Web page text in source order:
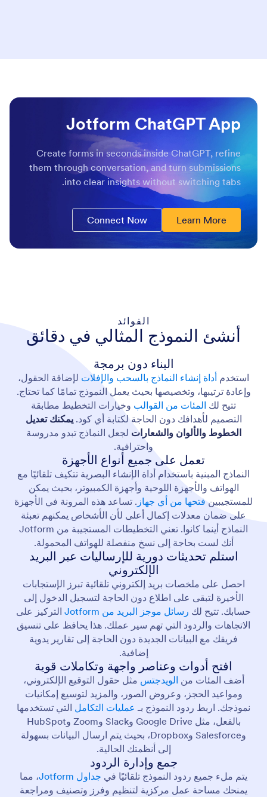
Jotform ChatGPT App
Create forms in seconds inside ChatGPT, refine
them through conversation, and turn submissions
into clear insights without switching tabs.
Learn More
Connect Now
الفوائد
أنشئ النموذج المثالي في دقائق
البناء دون برمجة
استخدم أداة إنشاء النماذج بالسحب والإفلات لإضافة الحقول،
وإعادة ترتيبها، وتخصيصها بحيث يعمل النموذج تمامًا كما تحتاج.
تتيح لك المئات من القوالب وخيارات التخطيط مطابقة
التصميم لأهدافك دون الحاجة لكتابة أي كود.يمكنك تعديل
الخطوط والألوان والشعارات لجعل النماذج تبدو مدروسة
واحترافية.
تعمل على جميع أنواع الأجهزة
النماذج المبنية باستخدام أداة الإنشاء البصرية تتكيف تلقائيًا مع
الهواتف والأجهزة اللوحية وأجهزة الكمبيوتر، بحيث يمكن
للمستجيبين فتحها من أي جهاز . تساعد هذه المرونة في الأجهزة
على ضمان معدلات إكمال أعلى لأن الأشخاص يمكنهم تعبئة
النماذج أينما كانوا. تعني التخطيطات المستجيبة من Jotform
أنك لست بحاجة إلى نسخ منفصلة للهواتف المحمولة.
استلم تحديثات دورية للإرساليات عبر البريد
الإلكتروني
احصل على ملخصات بريد إلكتروني تلقائية تبرز الإستجابات
الأخيرة لتبقى على اطلاع دون الحاجة لتسجيل الدخول إلى
حسابك. تتيح لك رسائل موجز البريد من Jotform
التركيز على
الاتجاهات والردود التي تهم سير عملك. هذا يحافظ على تنسيق
فريقك مع البيانات الجديدة دون الحاجة إلى تقارير يدوية
إضافية.
افتح أدوات وعناصر واجهة وتكاملات قوية
أضف المئات من الويدجتس مثل حقول التوقيع الإلكتروني،
ومواعيد الحجز، وعروض الصور، والمزيد لتوسيع إمكانيات
نموذجك. اربط ردود النموذج بـ عمليات التكامل التي تستخدمها
بالفعل، مثل Google Drive وSlack وZoom وHubSpot
وSalesforce وDropbox، بحيث يتم ارسال البيانات بسهولة
إلى أنظمتك الحالية.
جمع وإدارة الردود
يتم ملء جميع ردود النموذج تلقائيًا في جداول Jotform
، مما
يمنحك مساحة عمل مركزية لتنظيم وفرز وتصنيف ومراجعة